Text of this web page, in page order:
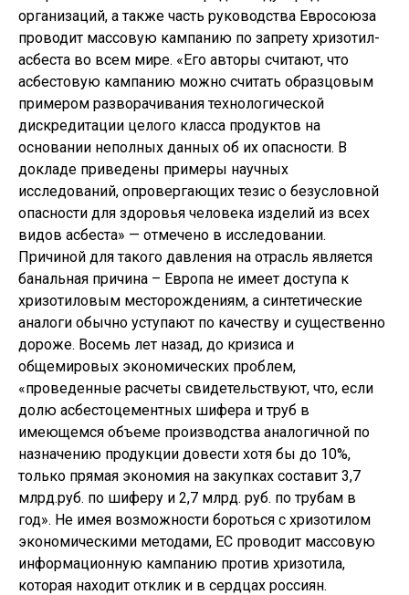
организаций, а также часть руководства Евросоюза
проводит массовую кампанию по запрету хризотил-
асбеста во всем мире. «Его авторы считают, что
асбестовую кампанию можно считать образцовым
примером разворачивания технологической
дискредитации целого класса продуктов на
основании неполных данных об их опасности. В
докладе приведены примеры научных
исследований, опровергающих тезис о безусловной
опасности для здоровья человека изделий из всех
видов асбеста» — отмечено в исследовании.
Причиной для такого давления на отрасль является
банальная причина – Европа не имеет доступа к
хризотиловым месторождениям, а синтетические
аналоги обычно уступают по качеству и существенно
дороже. Восемь лет назад, до кризиса и
общемировых экономических проблем,
«проведенные расчеты свидетельствуют, что, если
долю асбестоцементных шифера и труб в
имеющемся объеме производства аналогичной по
назначению продукции довести хотя бы до 10%,
только прямая экономия на закупках составит 3,7
млрд.руб. по шиферу и 2,7 млрд. руб. по трубам в
год». Не имея возможности бороться с хризотилом
экономическими методами, ЕС проводит массовую
информационную кампанию против хризотила,
которая находит отклик и в сердцах россиян.